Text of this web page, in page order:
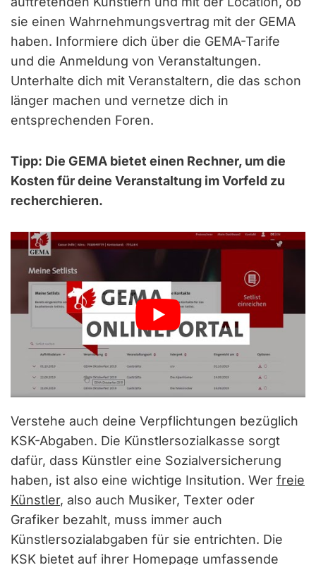
sie einen Wahrnehmungsvertrag mit der GEMA
haben. Informiere dich über die GEMA-Tarife
und die Anmeldung von Veranstaltungen.
Unterhalte dich mit Veranstaltern, die das schon
länger machen und vernetze dich in
entsprechenden Foren.
Tipp: Die GEMA bietet einen Rechner, um die
Kosten für deine Veranstaltung im Vorfeld zu
recherchieren.
Verstehe auch deine Verpflichtungen bezüglich
KSK-Abgaben. Die Künstlersozialkasse sorgt
dafür, dass Künstler eine Sozialversicherung
haben, ist also eine wichtige Insitution. Wer freie
Künstler, also auch Musiker, Texter oder
Grafiker bezahlt, muss immer auch
Künstlersozialabgaben für sie entrichten. Die
KSK bietet auf ihrer Homepage umfassende